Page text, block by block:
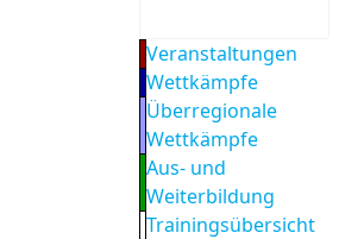
Veranstaltungen
Wettkämpfe
Überregionale
Wettkämpfe
Aus- und
Weiterbildung
Trainingsübersicht